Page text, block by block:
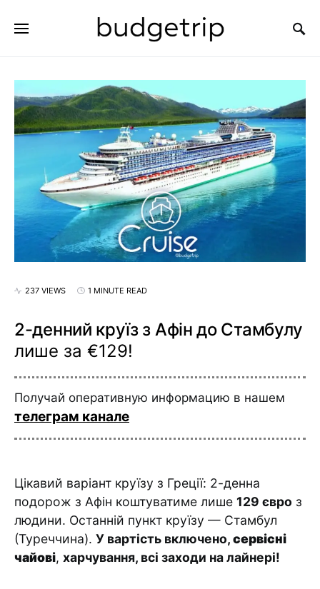
237 VIEWS 1 MINUTE READ
2-денний круїз з Афін до Стамбулу
лише за €129!
Получай оперативную информацию в нашем
телеграм канале
Цікавий варіант круїзу з Греції: 2-денна
подорож з Афін коштуватиме лише 129 євро з
людини. Останній пункт круїзу — Стамбул
(Туреччина). У вартість включено,сервісні
чайові, харчування, всі заходи на лайнері!